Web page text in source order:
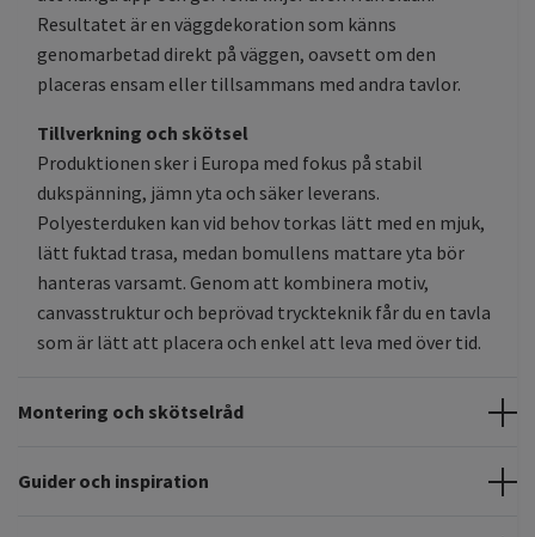
Resultatet är en väggdekoration som känns
genomarbetad direkt på väggen, oavsett om den
placeras ensam eller tillsammans med andra tavlor.
Tillverkning och skötsel
Produktionen sker i Europa med fokus på stabil
dukspänning, jämn yta och säker leverans.
Polyesterduken kan vid behov torkas lätt med en mjuk,
lätt fuktad trasa, medan bomullens mattare yta bör
hanteras varsamt. Genom att kombinera motiv,
canvasstruktur och beprövad tryckteknik får du en tavla
som är lätt att placera och enkel att leva med över tid.
Montering och skötselråd
Guider och inspiration